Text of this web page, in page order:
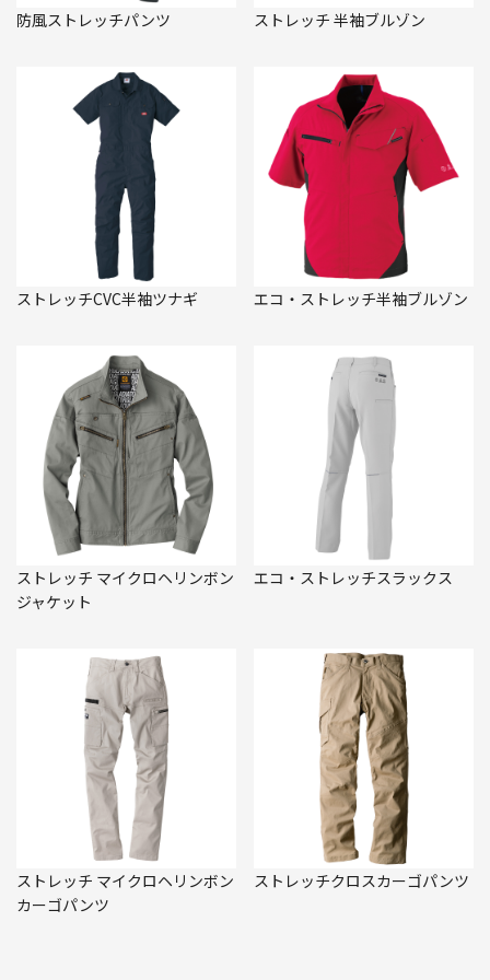
防風ストレッチパンツ ストレッチ 半袖ブルゾン
ストレッチCVC半袖ツナギ エコ・ストレッチ半袖ブルゾン
ストレッチ マイクロヘリンボン
ジャケット
エコ・ストレッチスラックス
ストレッチ マイクロヘリンボン
カーゴパンツ
ストレッチクロスカーゴパンツ